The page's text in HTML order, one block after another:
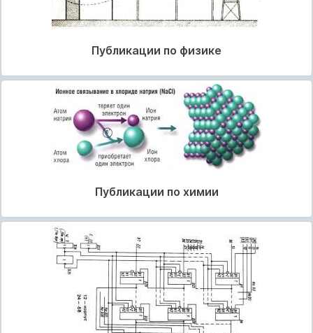
Публикации по физике
Публикации по химии